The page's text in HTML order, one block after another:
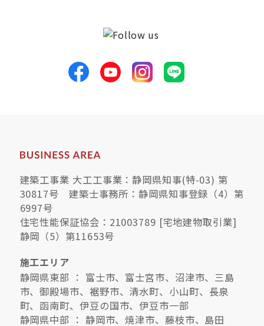
建築工事業 大工工事業：静岡県知事(特-03) 第
30817号 建築士事務所：静岡県知事登録（4）第
6997号
住宅性能保証協会：21003789 [宅地建物取引業]
静岡（5）第11653号
施工エリア
静岡県東部 ： 富士市、富士宮市、沼津市、三島
市、御殿場市、裾野市、清水町、小山町、長泉
町、函南町、伊豆の国市、伊豆市一部
静岡県中部 ： 静岡市、焼津市、藤枝市、島田